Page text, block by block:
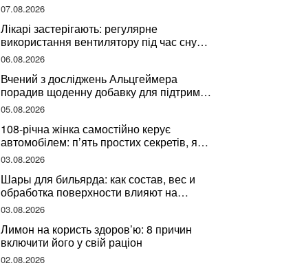
07.08.2026
Лікарі застерігають: регулярне
використання вентилятору під час сну
може негативно вплинути на ваше
здоров’я
06.08.2026
Вчений з досліджень Альцгеймера
порадив щоденну добавку для підтримки
мозкової діяльності
05.08.2026
108-річна жінка самостійно керує
автомобілем: п’ять простих секретів, які
допомогли їй дожити до століття
03.08.2026
Шары для бильярда: как состав, вес и
обработка поверхности влияют на
динамику игры
03.08.2026
Лимон на користь здоров’ю: 8 причин
включити його у свій раціон
02.08.2026